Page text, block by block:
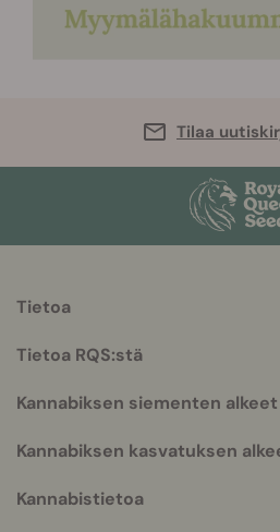
Tilaa
More
info
Tietoa
Tietoa RQS:stä
Kannabiksen siementen alkeet
Kannabiksen kasvatuksen
Kannabistietoa